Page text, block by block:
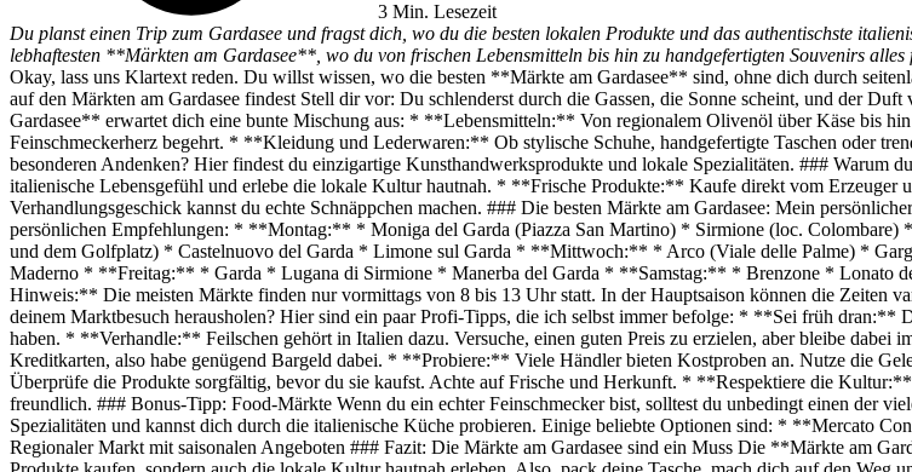
3 Min. Lesezeit
Du planst einen Trip zum Gardasee und fragst dich, wo du die besten lokalen Produkte und das authentischste
lebhaftesten **Märkten am Gardasee**, wo du von frischen Lebensmitteln bis hin zu handgefertigten Souvenirs alles
Okay, lass uns Klartext reden. Du willst wissen, wo die besten **Märkte am Gardasee** sind, ohne dich durch
auf den Märkten am Gardasee findest Stell dir vor: Du schlenderst durch die Gassen, die Sonne scheint, und der
Gardasee** erwartet dich eine bunte Mischung aus: * **Lebensmitteln:** Von regionalem Olivenöl über Käse bis
Feinschmeckerherz begehrt. * **Kleidung und Lederwaren:** Ob stylische Schuhe, handgefertigte Taschen oder
besonderen Andenken? Hier findest du einzigartige Kunsthandwerksprodukte und lokale Spezialitäten. ### Warum
italienische Lebensgefühl und erlebe die lokale Kultur hautnah. * **Frische Produkte:** Kaufe direkt vom
Verhandlungsgeschick kannst du echte Schnäppchen machen. ### Die besten Märkte am Gardasee: Mein
persönlichen Empfehlungen: * **Montag:** * Moniga del Garda (Piazza San Martino) * Sirmione (loc.
und dem Golfplatz) * Castelnuovo del Garda * Limone sul Garda * **Mittwoch:** * Arco (Viale delle Palme) *
Maderno * **Freitag:** * Garda * Lugana di Sirmione * Manerba del Garda * **Samstag:** * Brenzone *
Hinweis:** Die meisten Märkte finden nur vormittags von 8 bis 13 Uhr statt. In der Hauptsaison können die Zeiten
deinem Marktbesuch herausholen? Hier sind ein paar Profi-Tipps, die ich selbst immer befolge: * **Sei früh
haben. * **Verhandle:** Feilschen gehört in Italien dazu. Versuche, einen guten Preis zu erzielen, aber bleibe
Kreditkarten, also habe genügend Bargeld dabei. * **Probiere:** Viele Händler bieten Kostproben an. Nutze die
Überprüfe die Produkte sorgfältig, bevor du sie kaufst. Achte auf Frische und Herkunft. * **Respektiere die
freundlich. ### Bonus-Tipp: Food-Märkte Wenn du ein echter Feinschmecker bist, solltest du unbedingt einen der
Spezialitäten und kannst dich durch die italienische Küche probieren. Einige beliebte Optionen sind: * **Mercato
Regionaler Markt mit saisonalen Angeboten ### Fazit: Die Märkte am Gardasee sind ein Muss Die **Märkte am